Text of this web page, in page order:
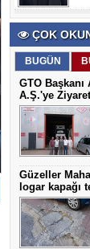
ÇOK
BUGÜN
GTO
A.Ş.'ye
Güzeller
logar kapağı